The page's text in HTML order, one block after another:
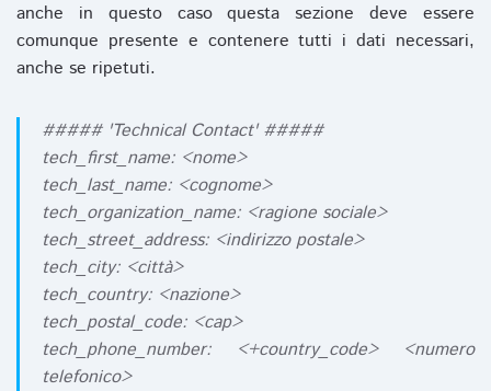
anche in questo caso questa sezione deve essere
comunque presente e contenere tutti i dati necessari,
anche se ripetuti.
##### 'Technical Contact' #####
tech_first_name: <nome>
tech_last_name: <cognome>
tech_organization_name: <ragione sociale>
tech_street_address: <indirizzo postale>
tech_city: <città>
tech_country: <nazione>
tech_postal_code: <cap>
tech_phone_number: <+country_code> <numero
telefonico>